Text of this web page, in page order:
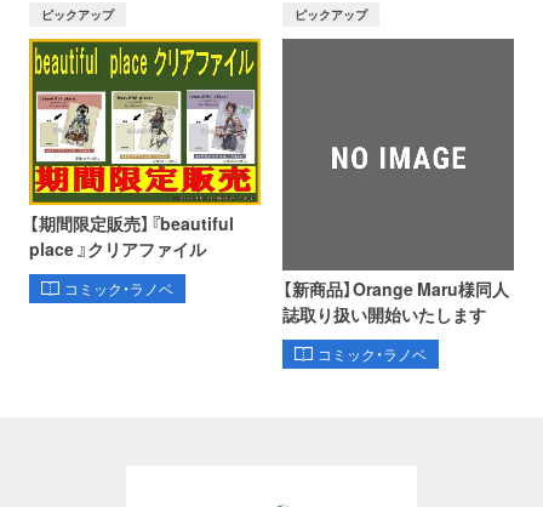
ピックアップ
【期間限定販売】『beautiful
place 』クリアファイル
コミック・ラノベ
ピックアップ
【新商品】Orange Maru様同人
誌取り扱い開始いたします
コミック・ラノベ